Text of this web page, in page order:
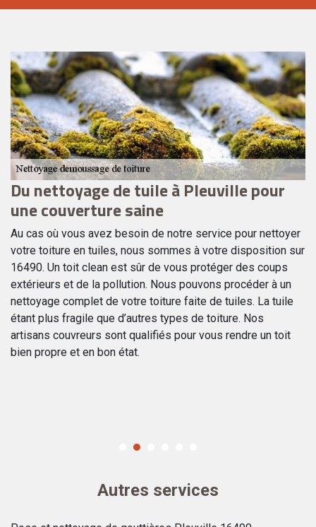
Du nettoyage de tuile à Pleuville pour
une couverture saine
Au cas où vous avez besoin de notre service pour nettoyer
votre toiture en tuiles, nous sommes à votre disposition sur
16490. Un toit clean est sûr de vous protéger des coups
extérieurs et de la pollution. Nous pouvons procéder à un
nettoyage complet de votre toiture faite de tuiles. La tuile
étant plus fragile que d’autres types de toiture. Nos
artisans couvreurs sont qualifiés pour vous rendre un toit
bien propre et en bon état.
Autres services